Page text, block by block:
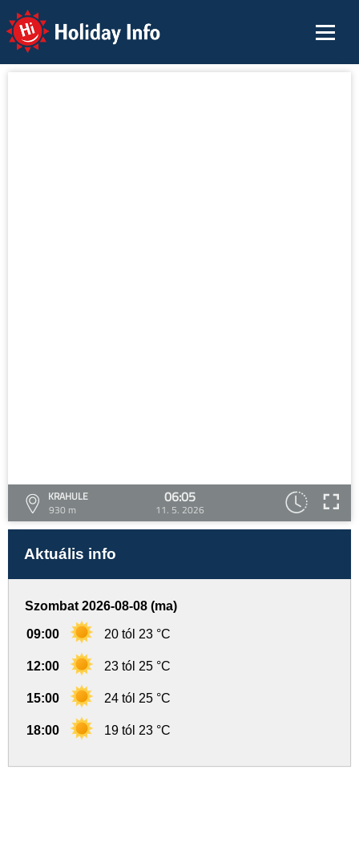
Holiday Info
KRAHULE
930 m
06:05
11. 5. 2026
Aktuális info
Szombat 2026-08-08 (ma)
09:00 20 tól 23 °C
12:00 23 tól 25 °C
15:00 24 tól 25 °C
18:00 19 tól 23 °C